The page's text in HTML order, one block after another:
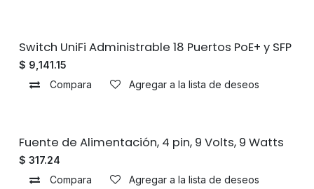
Sin existencias
Switch UniFi Administrable 18 Puertos PoE+ y SFP
$ 9,141.15
Compara
Agregar a la lista de deseos
Sin existencias
Fuente de Alimentación, 4 pin, 9 Volts, 9 Watts
$ 317.24
Compara
Agregar a la lista de deseos